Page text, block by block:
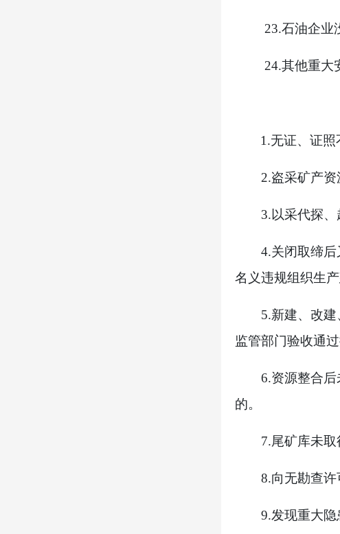
23.石油企业
24.其他重大
1.无证、证照
2.盗采矿产资
3.以采代探、
4.关闭取缔
名义违规组织生产
5.新建、改
监管部门验收通
6.资源整合
的。
7.尾矿库未取
8.向无勘查许
9.发现重大隐